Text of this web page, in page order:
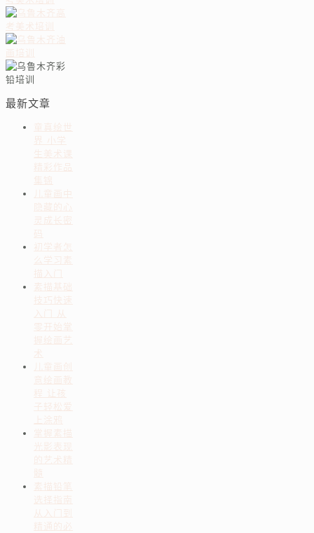
最新文章
童真绘世
界 小学
生美术课
精彩作品
集锦
儿童画中
隐藏的心
灵成长密
码
初学者怎
么学习素
描入门
素描基础
技巧快速
入门 从
零开始掌
握绘画艺
术
儿童画创
意绘画教
程 让孩
子轻松爱
上涂鸦
掌握素描
光影表现
的艺术精
素描铅笔
选择指南
从入门到
精通的必